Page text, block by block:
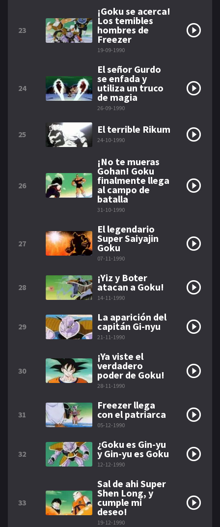
23
¡Goku se acerca!
Los temibles
hombres de
Freezer
19-09-1990
24
El señor Gurdo
se enfada y
utiliza un truco
de magia
26-09-1990
25 El terrible Rikum
24-10-1990
26
¡No te mueras
Gohan! Goku
finalmente llega
al campo de
batalla
31-10-1990
27
El legendario
Super Saiyajin
Goku
07-11-1990
28
¡Yiz y Boter
atacan a Goku!
14-11-1990
29
La aparición del
capitán Gi-nyu
21-11-1990
30
¡Ya viste el
verdadero
poder de Goku!
28-11-1990
31
Freezer llega
con el patriarca
05-12-1990
32
¿Goku es Gin-yu
y Gin-yu es Goku
12-12-1990
33
Sal de ahi Super
Shen Long, y
cumple mi
deseo!
19-12-1990